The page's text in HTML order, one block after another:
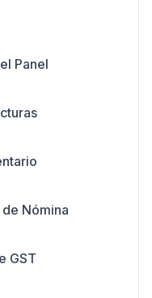
Panel
Nómina
GST